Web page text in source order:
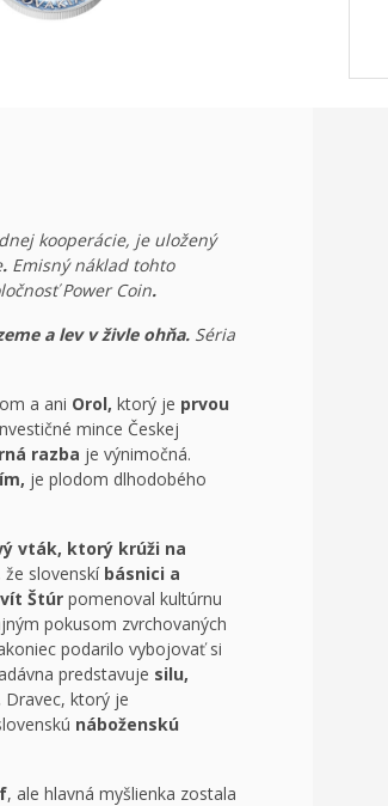
kooperácie, je uložený
. Emisný náklad tohto
Power Coin.
a lev v živle ohňa. Séria
a ani Orol, ktorý je prvou
mince Českej
razba je výnimočná.
je plodom dlhodobého
vták, ktorý krúži na
slovenskí básnici a
Štúr pomenoval kultúrnu
pokusom zvrchovaných
podarilo vybojovať si
predstavuje silu,
Dravec, ktorý je
náboženskú
, ale hlavná myšlienka zostala